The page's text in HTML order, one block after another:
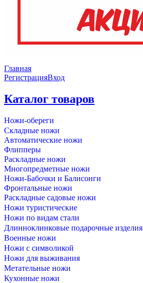
Главная
РегистрацияВход
Каталог товаров
Ножи-обереги
Складные ножи
Автоматические ножи
Флипперы
Раскладные ножи
Многопредметные ножи
Ножи-Бабочки и Балисонги
Фронтальные ножи
Раскладные садовые ножи
Ножи туристические
Ножи по видам стали
Длинноклинковые подарочные изделия
Военные ножи
Ножи с символикой
Ножи для выживания
Метательные ножи
Кухонные ножи